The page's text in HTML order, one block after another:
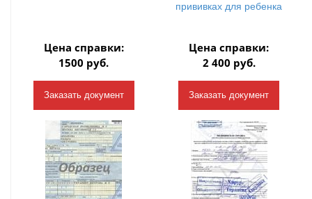
Цена справки:
1500 руб.
Заказать документ
прививках для ребенка
Цена справки:
2 400 руб.
Заказать документ